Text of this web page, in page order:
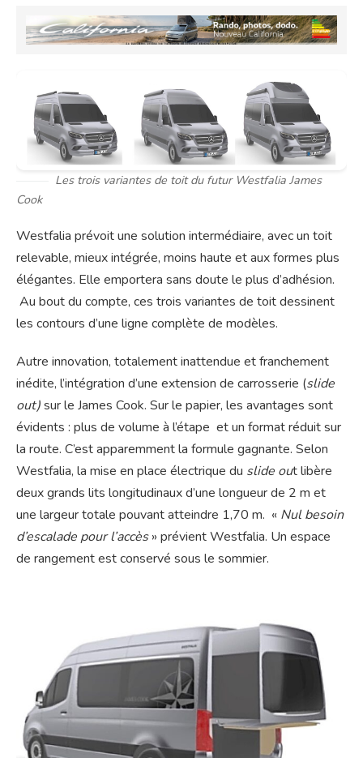
Les trois variantes de toit du futur Westfalia James
Cook
Westfalia prévoit une solution intermédiaire, avec un toit
relevable, mieux intégrée, moins haute et aux formes plus
élégantes. Elle emportera sans doute le plus d’adhésion.
Au bout du compte, ces trois variantes de toit dessinent
les contours d’une ligne complète de modèles.
Autre innovation, totalement inattendue et franchement
inédite, l’intégration d’une extension de carrosserie (slide
out)sur le James Cook. Sur le papier, les avantages sont
évidents : plus de volume à l’étape et un format réduit sur
la route. C’est apparemment la formule gagnante. Selon
Westfalia, la mise en place électrique du slide out libère
deux grands lits longitudinaux d’une longueur de 2 m et
une largeur totale pouvant atteindre 1,70 m. « Nul besoin
d’escalade pour l’accès» prévient Westfalia. Un espace
de rangement est conservé sous le sommier.